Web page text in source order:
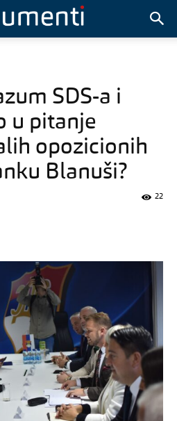
SDS-a i
u pitanje
opozicionih
Blanuši?
22